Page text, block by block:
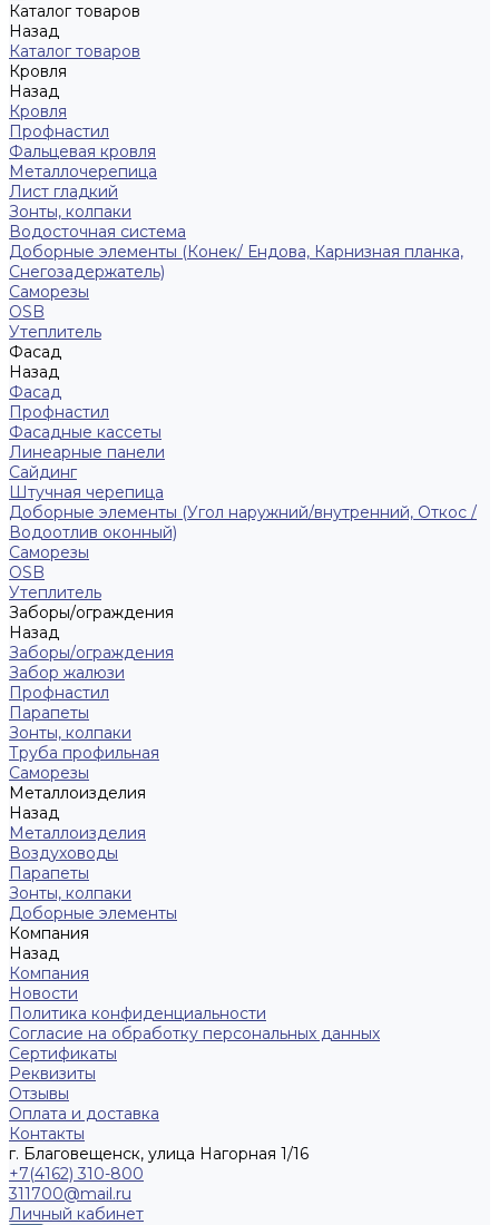
Каталог товаров
Назад
Каталог товаров
Кровля
Назад
Кровля
Профнастил
Фальцевая кровля
Металлочерепица
Лист гладкий
Зонты, колпаки
Водосточная система
Доборные элементы (Конек/ Ендова, Карнизная планка,
Снегозадержатель)
Саморезы
ОSB
Утеплитель
Фасад
Назад
Фасад
Профнастил
Фасадные кассеты
Линеарные панели
Сайдинг
Штучная черепица
Доборные элементы (Угол наружний/внутренний, Откос /
Водоотлив оконный)
Саморезы
OSB
Утеплитель
Заборы/ограждения
Назад
Заборы/ограждения
Забор жалюзи
Профнастил
Парапеты
Зонты, колпаки
Труба профильная
Саморезы
Металлоизделия
Назад
Металлоизделия
Воздуховоды
Парапеты
Зонты, колпаки
Доборные элементы
Компания
Назад
Компания
Новости
Политика конфиденциальности
Согласие на обработку персональных данных
Сертификаты
Реквизиты
Отзывы
Оплата и доставка
Контакты
г. Благовещенск, улица Нагорная 1/16
+7(4162) 310-800
311700@mail.ru
Личный кабинет